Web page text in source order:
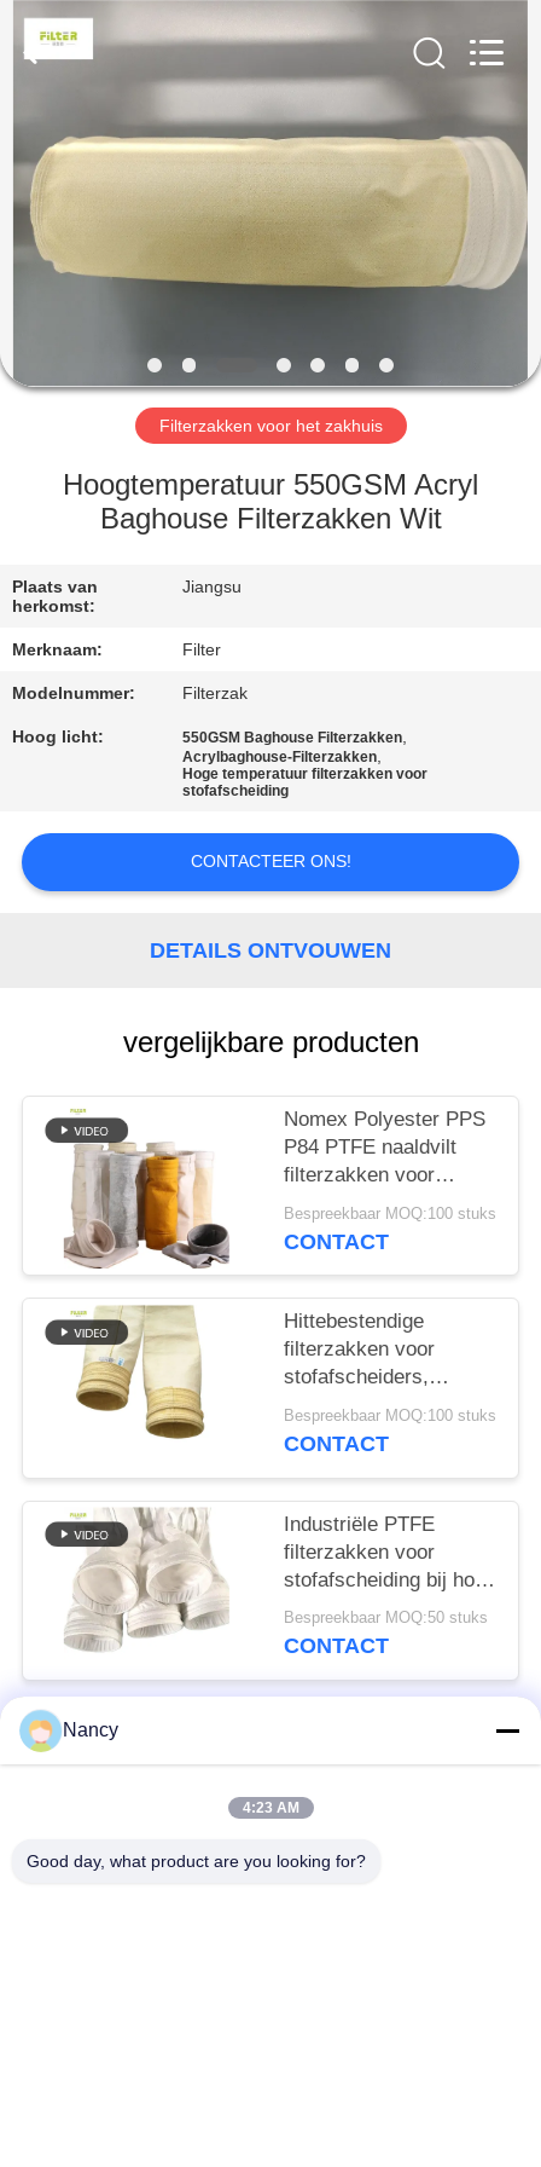
HUIS
PRODUCTEN
OVER
FABRIEKSREIS
KWALITEITSCONTROLE
CONTACTEER
ONS
NIEUWS
VERZOEK
SITEMAP
Environmental
Technology
Co.,Ltd..
Filterzakken voor het zakhuis
Hoogtemperatuur 550GSM Acryl
Baghouse Filterzakken Wit
Plaats van
herkomst:
Jiangsu
Merknaam: Filter
Modelnummer: Filterzak
Hoog licht: 550GSM Baghouse Filterzakken,
Acrylbaghouse-Filterzakken,
Hoge temperatuur filterzakken voor
stofafscheiding
CONTACTEER ONS!
DETAILS ONTVOUWEN
vergelijkbare producten
Nomex Polyester PPS
P84 PTFE naaldvilt
filterzakken voor
industriële ketels
Bespreekbaar MOQ:100 stuks
CONTACT
Hittebestendige
filterzakken voor
stofafscheiders,
gemaakt van 100%
glasvezel, voor
Bespreekbaar MOQ:100 stuks
CONTACT
Industriële PTFE
filterzakken voor
stofafscheiding bij hoge
temperaturen in
afvalverbranding en
Bespreekbaar MOQ:50 stuks
CONTACT
populaire categorieën
Nancy
4:23 AM
Good day, what product are you looking for?